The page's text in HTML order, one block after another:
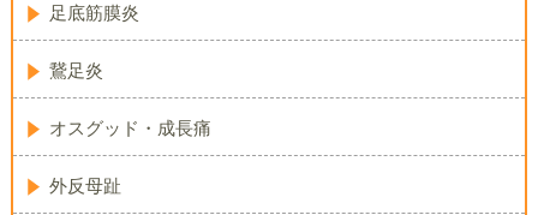
足底筋膜炎
鵞足炎
オスグッド・成長痛
外反母趾